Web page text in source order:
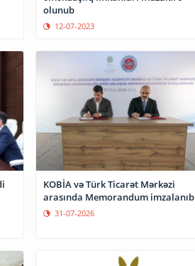
olunub
12-07-2023
KOBİA və Türk Ticarət Mərkəzi
arasında Memorandum imzalanıb
31-07-2026